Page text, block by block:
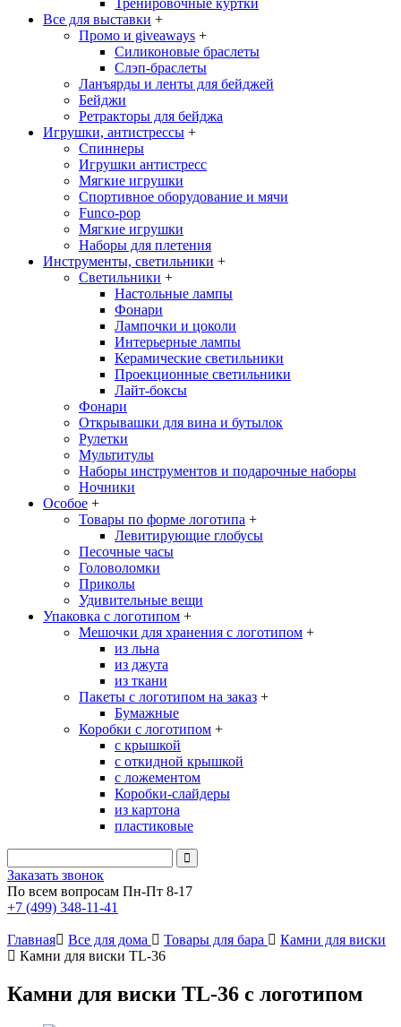
Тренировочные куртки
Все для выставки +
Промо и giveaways +
Силиконовые браслеты
Cлэп-браслеты
Ланъярды и ленты для бейджей
Бейджи
Ретракторы для бейджа
Игрушки, антистрессы +
Спиннеры
Игрушки антистресс
Мягкие игрушки
Спортивное оборудование и мячи
Funco-pop
Мягкие игрушки
Наборы для плетения
Инструменты, светильники +
Светильники +
Настольные лампы
Фонари
Лампочки и цоколи
Интерьерные лампы
Керамические светильники
Проекционные светильники
Лайт-боксы
Фонари
Открывашки для вина и бутылок
Рулетки
Мультитулы
Наборы инструментов и подарочные наборы
Ночники
Особое +
Товары по форме логотипа +
Левитирующие глобусы
Песочные часы
Головоломки
Приколы
Удивительные вещи
Упаковка с логотипом +
Мешочки для хранения с логотипом +
из льна
из джута
из ткани
Пакеты с логотипом на заказ +
Бумажные
Коробки с логотипом +
с крышкой
с откидной крышкой
с ложементом
Коробки-слайдеры
из картона
пластиковые
Заказать звонок
По всем вопросам Пн-Пт 8-17
+7 (499) 348-11-41
Главная Все для дома Товары для бара
Камни для виски
Камни для виски TL-36
Камни для виски TL-36 с логотипом